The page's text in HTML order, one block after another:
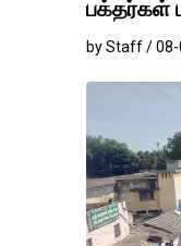
பக்தர்கள்
by Staff /